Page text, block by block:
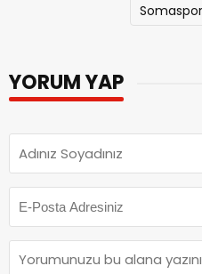
YORUM YAP